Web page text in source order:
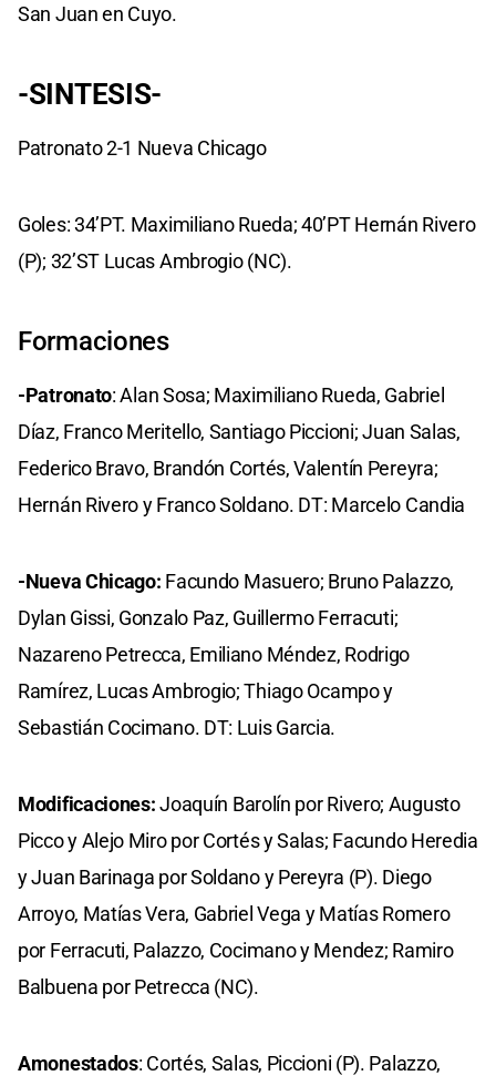
San Juan en Cuyo.
-SINTESIS-
Patronato 2-1 Nueva Chicago
Goles: 34’PT. Maximiliano Rueda; 40’PT Hernán Rivero
(P); 32’ST Lucas Ambrogio (NC).
Formaciones
-Patronato: Alan Sosa; Maximiliano Rueda, Gabriel
Díaz, Franco Meritello, Santiago Piccioni; Juan Salas,
Federico Bravo, Brandón Cortés, Valentín Pereyra;
Hernán Rivero y Franco Soldano. DT: Marcelo Candia
-Nueva Chicago: Facundo Masuero; Bruno Palazzo,
Dylan Gissi, Gonzalo Paz, Guillermo Ferracuti;
Nazareno Petrecca, Emiliano Méndez, Rodrigo
Ramírez, Lucas Ambrogio; Thiago Ocampo y
Sebastián Cocimano. DT: Luis Garcia.
Modificaciones:Joaquín Barolín por Rivero; Augusto
Picco y Alejo Miro por Cortés y Salas; Facundo Heredia
y Juan Barinaga por Soldano y Pereyra (P). Diego
Arroyo, Matías Vera, Gabriel Vega y Matías Romero
por Ferracuti, Palazzo, Cocimano y Mendez; Ramiro
Balbuena por Petrecca (NC).
Amonestados: Cortés, Salas, Piccioni (P). Palazzo,